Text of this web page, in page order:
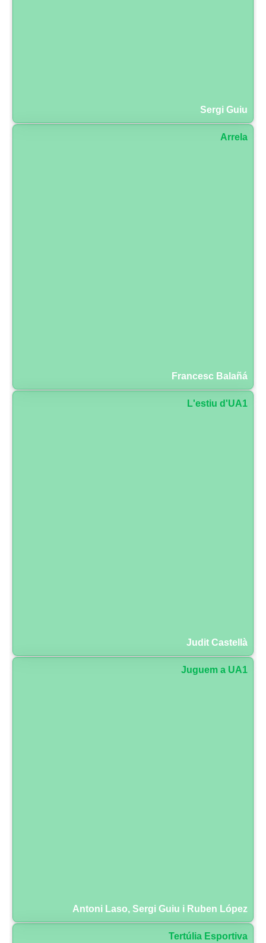
Sergi Guiu
Arrela
Francesc Balañá
L'estiu d'UA1
Judit Castellà
Juguem a UA1
Antoni Laso, Sergi Guiu i Ruben López
Tertúlia Esportiva